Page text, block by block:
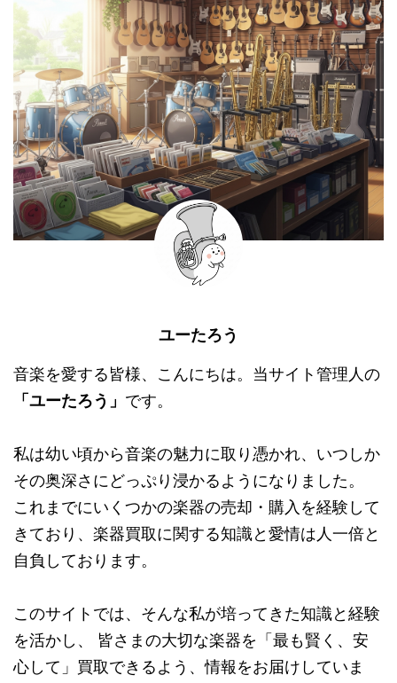
ユーたろう
音楽を愛する皆様、こんにちは。当サイト管理人の
「ユーたろう」 です。
私は幼い頃から音楽の魅力に取り憑かれ、いつしか
その奥深さにどっぷり浸かるようになりました。
これまでにいくつかの楽器の売却・購入を経験して
きており、楽器買取に関する知識と愛情は人一倍と
自負しております。
このサイトでは、そんな私が培ってきた知識と経験
を活かし、 皆さまの大切な楽器を「最も賢く、安
心して」買取できるよう、情報をお届けしていま